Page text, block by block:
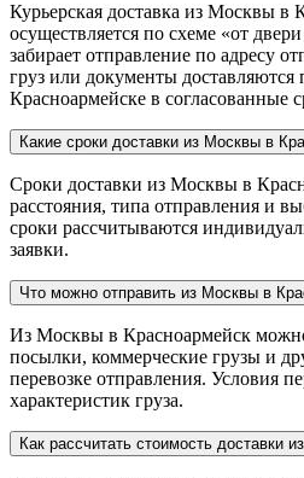
Курьерская доставка из Москвы в
осуществляется по схеме «от
забирает отправление по адресу
груз или документы доставляются
Красноармейске в согласованные
Какие сроки доставки из Москвы в
Сроки доставки из Москвы в
расстояния, типа отправления и
сроки рассчитываются
заявки.
Что можно отправить из Москвы в
Из Москвы в Красноармейск
посылки, коммерческие грузы и
перевозке отправления. Условия
характеристик груза.
Как рассчитать стоимость доставки